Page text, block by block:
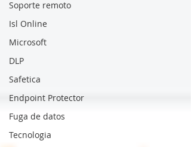
Soporte remoto
Isl Online
Microsoft
DLP
Safetica
Endpoint Protector
Fuga de datos
Tecnologia